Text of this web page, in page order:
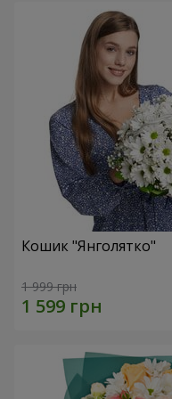
Кошик "Янголятко"
1 999 грн